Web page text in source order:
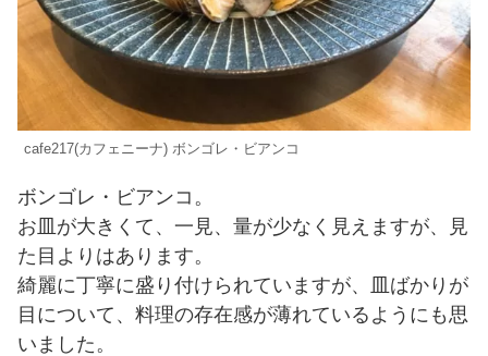
cafe217(カフェニーナ) ボンゴレ・ビアンコ
ボンゴレ・ビアンコ。
お皿が大きくて、一見、量が少なく見えますが、見
た目よりはあります。
綺麗に丁寧に盛り付けられていますが、皿ばかりが
目について、料理の存在感が薄れているようにも思
いました。